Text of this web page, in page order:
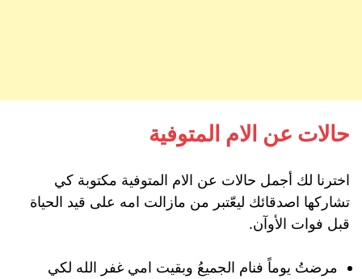
حالات عن الام المتوفية
اخترنا لك أجمل حالات عن الام المتوفية مكتوبة كي
تشاركها اصدقائك ليعّتبر من مازالت امه على قيد الحياة
قبل فوات الأوآن.
مرضتُ يوماً فنام الجميعُ وبقيت امي غفر الله لكي